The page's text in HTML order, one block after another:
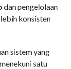
dan pengelolaan
konsisten
sistem yang
satu